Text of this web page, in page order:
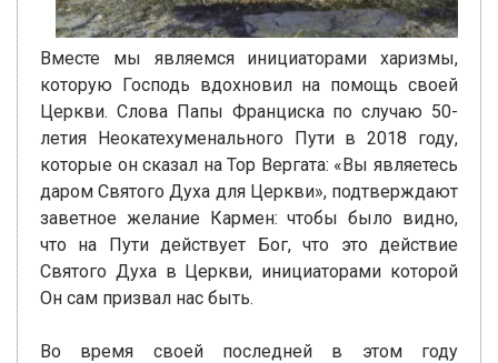
Вместе мы являемся инициаторами харизмы,
которую Господь вдохновил на помощь своей
Церкви. Слова Папы Франциска по случаю 50-
летия Неокатехуменального Пути в 2018 году,
которые он сказал на Тор Вергата: «Вы являетесь
даром Святого Духа для Церкви», подтверждают
заветное желание Кармен: чтобы было видно,
что на Пути действует Бог, что это действие
Святого Духа в Церкви, инициаторами которой
Он сам призвал нас быть.
Во время своей последней в этом году